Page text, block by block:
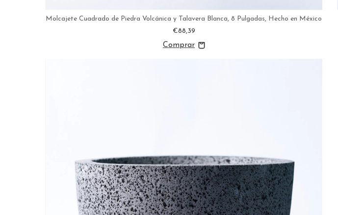
Molcajete Cuadrado de Piedra Volcánica y Talavera Blanca, 8 Pulgadas, Hecho en México
€88,39